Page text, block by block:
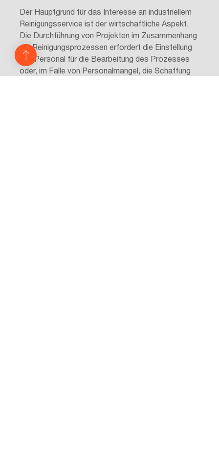
Der Hauptgrund für das Interesse an industriellem
Reinigungsservice ist der wirtschaftliche Aspekt.
Die Durchführung von Projekten im Zusammenhang
mit Reinigungsprozessen erfordert die Einstellung
von Personal für die Bearbeitung des Prozesses
oder, im Falle von Personalmangel, die Schaffung